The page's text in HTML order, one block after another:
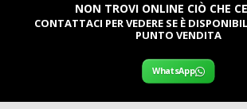
NON TROVI ONLINE CIÒ CHE
CONTATTACI PER VEDERE SE È
PUNTO VENDITA
WhatsApp